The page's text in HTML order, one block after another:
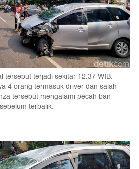
tersebut terjadi sekitar 12.37 WIB.
4 orang termasuk driver dan salah
tersebut mengalami pecah ban
sebelum terbalik.